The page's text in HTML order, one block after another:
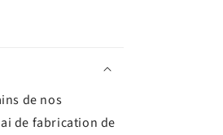
de nos
de fabrication de